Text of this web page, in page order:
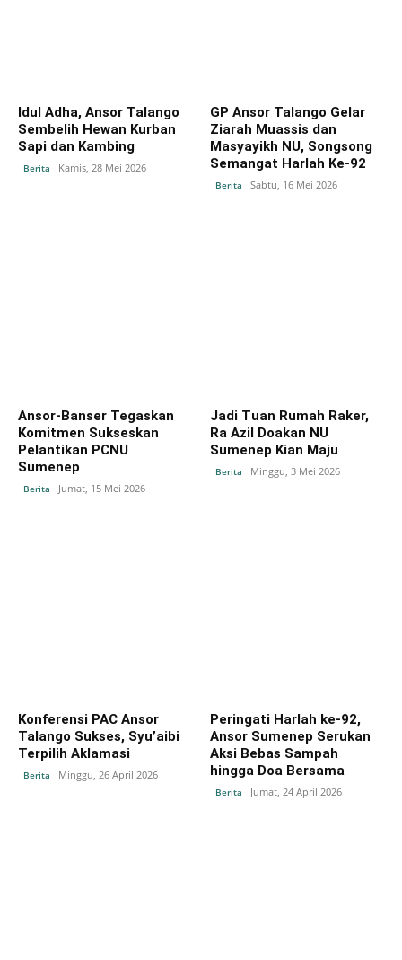
Idul Adha, Ansor Talango
Sembelih Hewan Kurban
Sapi dan Kambing
Berita Kamis, 28 Mei 2026
GP Ansor Talango Gelar
Ziarah Muassis dan
Masyayikh NU, Songsong
Semangat Harlah Ke-92
Berita Sabtu, 16 Mei 2026
Ansor-Banser Tegaskan
Komitmen Sukseskan
Pelantikan PCNU
Sumenep
Berita Jumat, 15 Mei 2026
Jadi Tuan Rumah Raker,
Ra Azil Doakan NU
Sumenep Kian Maju
Berita Minggu, 3 Mei 2026
Konferensi PAC Ansor
Talango Sukses, Syu’aibi
Terpilih Aklamasi
Berita Minggu, 26 April 2026
Peringati Harlah ke-92,
Ansor Sumenep Serukan
Aksi Bebas Sampah
hingga Doa Bersama
Berita Jumat, 24 April 2026